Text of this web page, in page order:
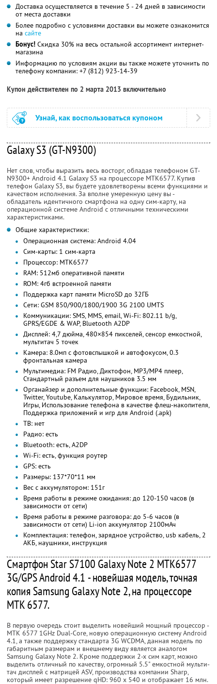
Доставка осуществляется в течение 5 - 24 дней в зависимости
от места доставки
Более подробно с условиями доставки вы можете ознакомится
на сайте
Бонус! Скидка 30% на весь остальной ассортимент интернет-
магазина
Информацию по условиям акции вы также можете уточнить по
телефону компании: +7 (812) 923-14-39
Купон действителен по 2 марта 2013 включительно
Узнай, как воспользоваться купоном
Galaxy S3 (GT-N9300)
Нет слов, чтобы выразить весь восторг, обладая телефоном GT-
N9300+ Android 4.1 Galaxy S3 на процессоре MTK6577. Купив
телефон Galaxy S3, вы будете удовлетворены всеми функциями и
качеством исполнения. За вполне умеренную цену вы -
обладатель идентичного смартфона на одну сим-карту, на
операционной системе Android с отличными техническими
характеристиками.
Общие характеристики:
Операционная система: Android 4.04
Сим-карты: 1 сим-карта
Процессор: MTK6577
RAM: 512мб оперативной памяти
ROM: 4гб встроенной памяти
Поддержка карт памяти MicroSD до 32ГБ
Сети: GSM 850/900/1800/1900 3G 2100 UMTS
Коммуникации: SMS, MMS, email, Wi-Fi: 802.11 b/g,
GPRS/EGDE & WAP, Bluetooth A2DP
Дисплей: 4,7 дюйма, 480×854 пикселей, сенсор емкостной,
мультитач 5 точек
Камера: 8.0мп с фотовспышкой и автофокусом, 0.3
фронтальная камера
Мультимедиа: FM Радио, Диктофон, MP3/MP4 плеер,
Стандартный разъем для наушников 3.5 мм
Органайзер и дополнительные функции: Facebook, MSN,
Twitter, Youtube, Калькулятор, Мировое время, Будильник,
Игры, Использование телефона в качестве флеш-накопителя,
Поддержка приложений и игр для Android (.apk)
ТВ: нет
Радио: есть
Bluetooth: есть, A2DP
Wi-Fi: есть, функция роутер
GPS: есть
Размеры: 137*70*11 мм
Вес с аккумулятором: 151г
Время работы в режиме ожидания: до 120-150 часов (в
зависимости от сети)
Время работы в режиме разговора: до 5-6 часов (в
зависимости от сети) Li-ion аккумулятор 2100мАч
Комплектация: телефон, зарядное устройство, usb кабель, 2
АКБ, наушники, инструкция
Смартфон Star S7100 Galaxy Note 2 MTK6577
3G/GPS Android 4.1 - новейшая модель, точная
копия Samsung Galaxy Note 2, на процессоре
MTK 6577.
В первую очередь стоит выделить новейший мощный процессор -
MTK 6577 1GHz Dual-Core, новую операционную систему Android
4.1, а также поддержку стандарта 3G WCDMA, данная модель по
габаритным размерам и внешнему виду является аналогом
Samsung Galaxy Note 2. Кроме поддержки 2-х сим карт, можно
выделить отличный по качеству, огромный 5.5" емкостной мульти-
тач дисплей с матрицей ASV, производства компании Sharp,
который имеет разрешение qHD: 960 x 540 и отображает 16 млн.